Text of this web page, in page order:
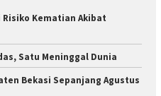
Risiko Kematian Akibat
Satu Meninggal Dunia
Bekasi Sepanjang Agustus